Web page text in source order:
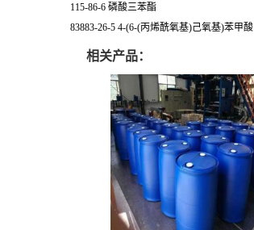
115-86-6 磷酸三苯酯
83883-26-5 4-(6-(丙烯酰氧基)己氧基)苯甲酸
相关产品：